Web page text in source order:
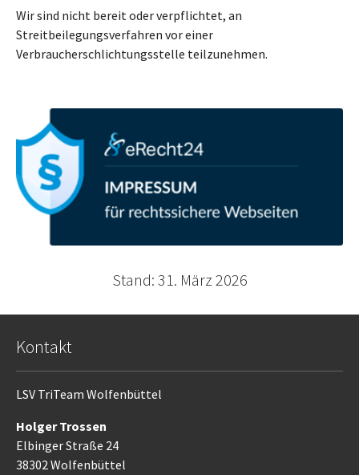
Wir sind nicht bereit oder verpflichtet, an
Streitbeilegungsverfahren vor einer
Verbraucherschlichtungsstelle teilzunehmen.
Stand: 31. März 2026
Kontakt
LSV TriTeam Wolfenbüttel
Holger Trossen
Elbinger Straße 24
38302 Wolfenbüttel